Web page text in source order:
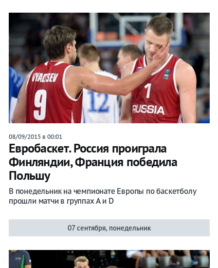
08/09/2015 в 00:01
Евробаскет. Россия проиграла
Финляндии, Франция победила
Польшу
В понедельник на чемпионате Европы по баскетболу
прошли матчи в группах A и D
07 сентября, понедельник